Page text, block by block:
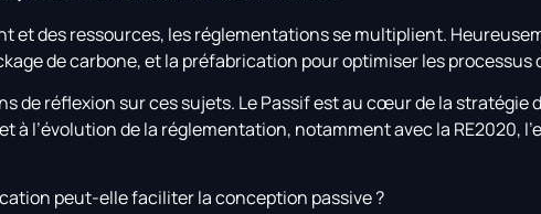
et des ressources, les réglementations se multiplient.
de carbone, et la préfabrication pour optimiser les
de réflexion sur ces sujets. Le Passif est au cœur de la stratégie
l’évolution de la réglementation, notamment avec la RE2020,
peut-elle faciliter la conception passive ?